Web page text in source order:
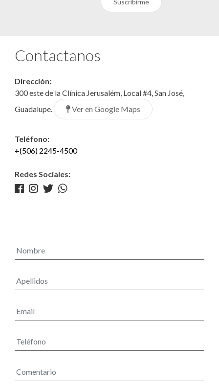
Suscribirme
Contactanos
Dirección:
300 este de la Clínica Jerusalém, Local #4, San José,
Guadalupe.
Ver en Google Maps
Teléfono:
+(506) 2245-4500
Redes Sociales: